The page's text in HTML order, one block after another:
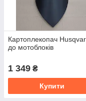
Картоплекопач
до мотоблоків
1 349 ₴
Купити